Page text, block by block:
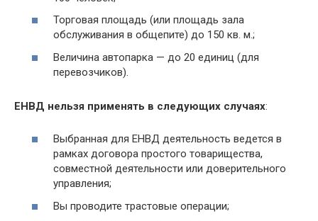
Торговая площадь (или площадь зала
обслуживания в общепите) до 150 кв. м.;
Величина автопарка — до 20 единиц (для
перевозчиков).
ЕНВД нельзя применять в следующих случаях:
Выбранная для ЕНВД деятельность ведется в
рамках договора простого товарищества,
совместной деятельности или доверительного
управления;
Вы проводите трастовые операции;